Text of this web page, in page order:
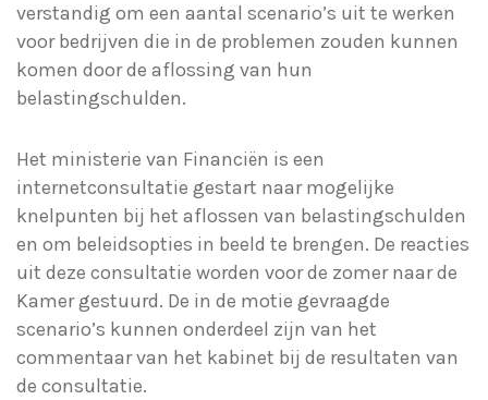
verstandig om een aantal scenario’s uit te werken
voor bedrijven die in de problemen zouden kunnen
komen door de aflossing van hun
belastingschulden.
Het ministerie van Financiën is een
internetconsultatie gestart naar mogelijke
knelpunten bij het aflossen van belastingschulden
en om beleidsopties in beeld te brengen. De reacties
uit deze consultatie worden voor de zomer naar de
Kamer gestuurd. De in de motie gevraagde
scenario’s kunnen onderdeel zijn van het
commentaar van het kabinet bij de resultaten van
de consultatie.